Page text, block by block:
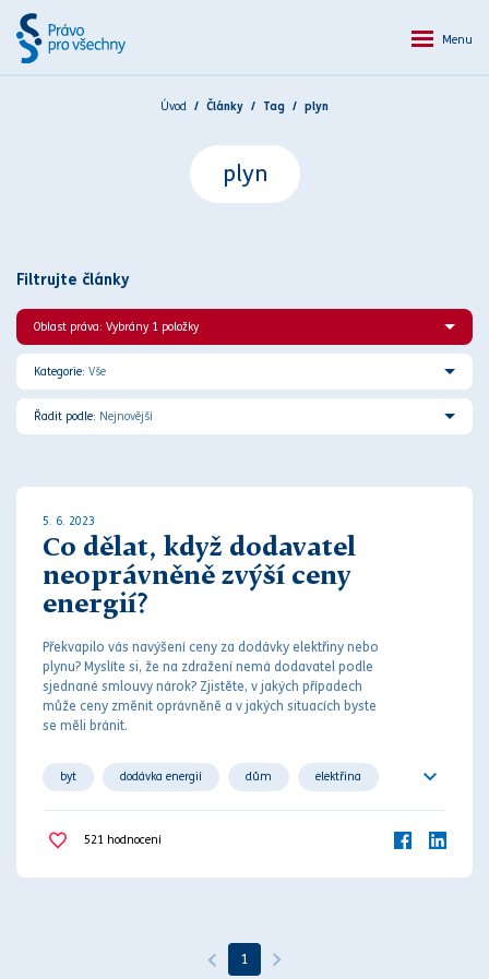
Menu
Úvod Články Tag plyn
plyn
Filtrujte články
Oblast práva: Vybrány 1 položky
Kategorie: Vše
Řadit podle: Nejnovější
5. 6. 2023
Co dělat, když dodavatel
neoprávněně zvýší ceny
energií?
Překvapilo vás navýšení ceny za dodávky elektřiny nebo
plynu? Myslíte si, že na zdražení nemá dodavatel podle
sjednané smlouvy nárok? Zjistěte, v jakých případech
může ceny změnit oprávněně a v jakých situacích byste
se měli bránit.
byt dodávka energií dům elektřina
energetický zákon energie nemovitost
plyn
521 hodnocení
1